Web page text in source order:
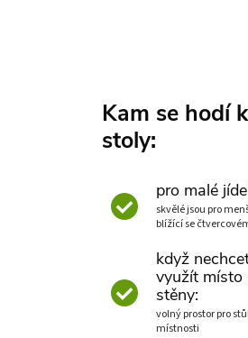
Kam se hodí
stoly:
pro malé
skvělé jsou pro
blížící se
když
využít místo
stěny:
volný prostor pro
místnosti